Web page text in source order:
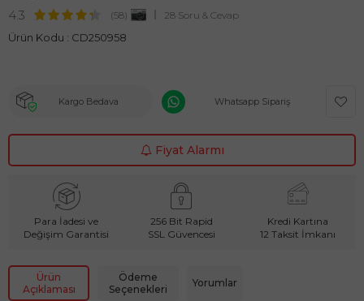
4.3 (58) 28 Soru & Cevap
Ürün Kodu : CD250958
Kargo Bedava Whatsapp Sipariş
Fiyat Alarmı
Para İadesi ve
Değişim Garantisi
256 Bit Rapid
SSL Güvencesi
Kredi Kartına
12 Taksit İmkanı
Ürün
Açıklaması
Ödeme
Seçenekleri
Yorumlar